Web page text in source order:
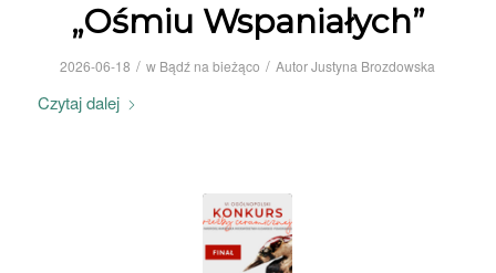
„Ośmiu Wspaniałych”
2026-06-18 / w Bądź na bieżąco / AutorJustyna Brozdowska
Czytaj dalej